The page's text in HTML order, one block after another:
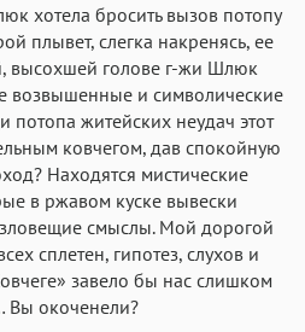
хотела бросить вызов потопу
плывет, слегка накренясь, ее
высохшей голове г-жи Шлюк
возвышенные и символические
житейских неудач этот
ковчегом, дав спокойную
Находятся мистические
в ржавом куске вывески
смыслы. Мой дорогой
сплетен, гипотез, слухов и
завело бы нас слишком
Вы окоченели?